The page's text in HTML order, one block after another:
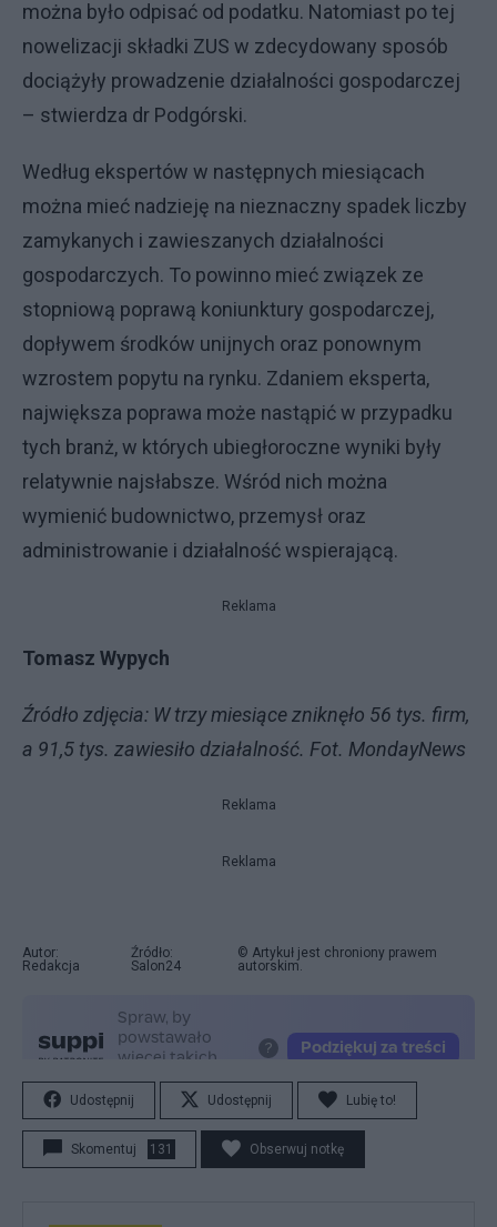
można było odpisać od podatku. Natomiast po tej
nowelizacji składki ZUS w zdecydowany sposób
dociążyły prowadzenie działalności gospodarczej
– stwierdza dr Podgórski.
Według ekspertów w następnych miesiącach
można mieć nadzieję na nieznaczny spadek liczby
zamykanych i zawieszanych działalności
gospodarczych. To powinno mieć związek ze
stopniową poprawą koniunktury gospodarczej,
dopływem środków unijnych oraz ponownym
wzrostem popytu na rynku. Zdaniem eksperta,
największa poprawa może nastąpić w przypadku
tych branż, w których ubiegłoroczne wyniki były
relatywnie najsłabsze. Wśród nich można
wymienić budownictwo, przemysł oraz
administrowanie i działalność wspierającą.
Reklama
Tomasz Wypych
Źródło zdjęcia: W trzy miesiące zniknęło 56 tys. firm,
a 91,5 tys. zawiesiło działalność. Fot. MondayNews
Reklama
Reklama
Autor:
Redakcja
Źródło:
Salon24
© Artykuł jest chroniony prawem
autorskim.
Udostępnij Udostępnij Lubię to!
Skomentuj 131 Obserwuj notkę